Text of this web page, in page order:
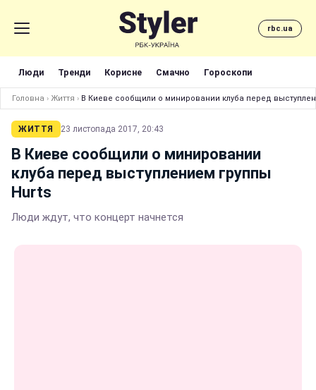
rbc.ua
Люди Тренди Корисне Смачно Гороскопи
Головна › Життя › В Киеве сообщили о минировании клуба перед
ЖИТТЯ 23 листопада 2017, 20:43
В Киеве сообщили о минировании
клуба перед выступлением группы
Hurts
Люди ждут, что концерт начнется